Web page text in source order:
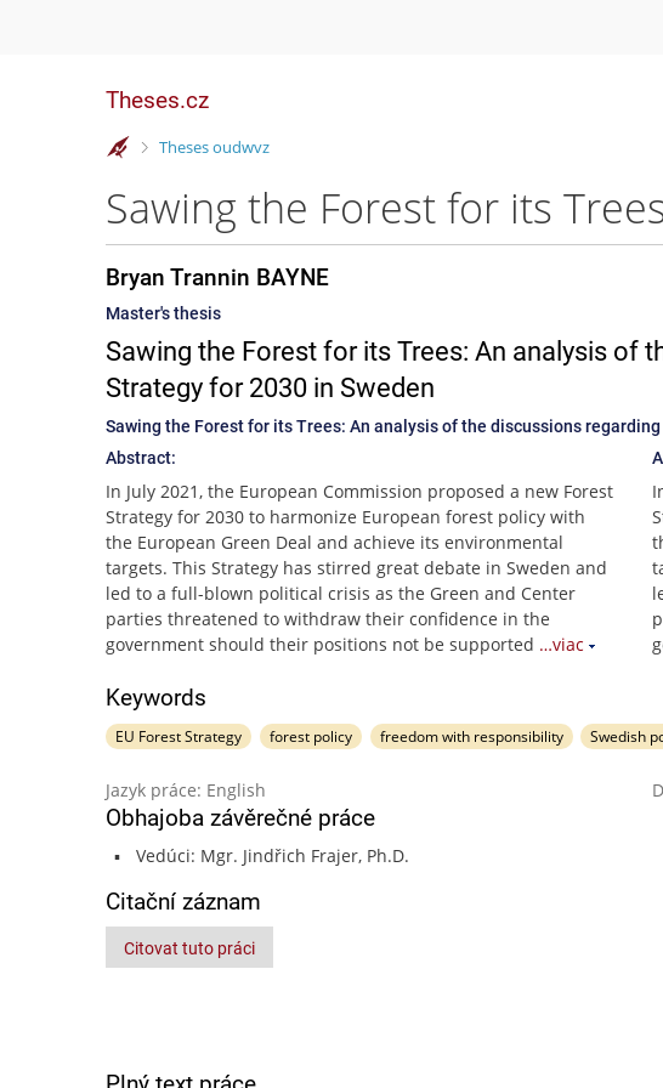
Theses.cz
>
Theses oudwvz
Bryan Trannin BAYNE
Master's thesis
Sawing the Forest for its Trees: An analysis of
Strategy for 2030 in Sweden
Sawing the Forest for its Trees: An analysis of the discussions
Abstract:
In July 2021, the European Commission proposed a new Forest
Strategy for 2030 to harmonize European forest policy with
the European Green Deal and achieve its environmental
targets. This Strategy has stirred great debate in Sweden and
led to a full-blown political crisis as the Green and Center
parties threatened to withdraw their confidence in the
government should their positions not be supported …viac
Keywords
EU Forest Strategy forest policy freedom with responsibility Swedish
Jazyk práce: English
Obhajoba závěrečné práce
Vedúci: Mgr. Jindřich Frajer, Ph.D.
Citační záznam
Citovat tuto práci